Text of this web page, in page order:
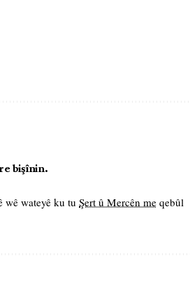
bişînin.
wê wateyê ku tu Şert û Mercên me qebûl